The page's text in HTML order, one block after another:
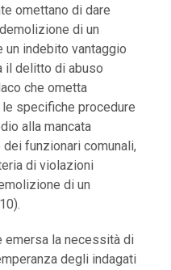
omettano di dare
di un
un indebito vantaggio
il delitto di abuso
che ometta
specifiche procedure
alla mancata
funzionari comunali,
di violazioni
di un
emersa la necessità di
degli indagati